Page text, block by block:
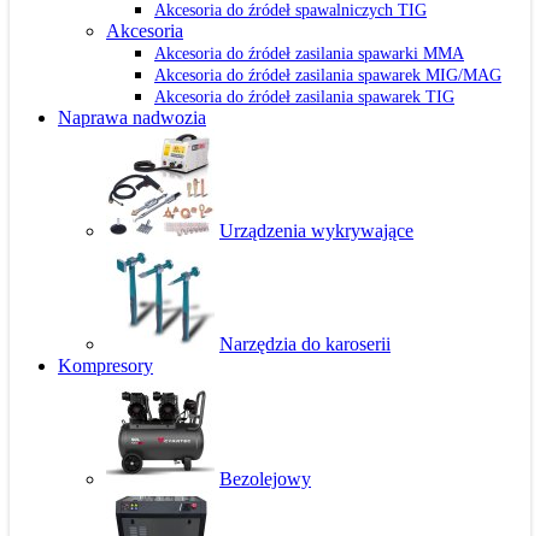
Akcesoria do źródeł spawalniczych TIG
Akcesoria
Akcesoria do źródeł zasilania spawarki MMA
Akcesoria do źródeł zasilania spawarek MIG/MAG
Akcesoria do źródeł zasilania spawarek TIG
Naprawa nadwozia
Urządzenia wykrywające
Narzędzia do karoserii
Kompresory
Bezolejowy